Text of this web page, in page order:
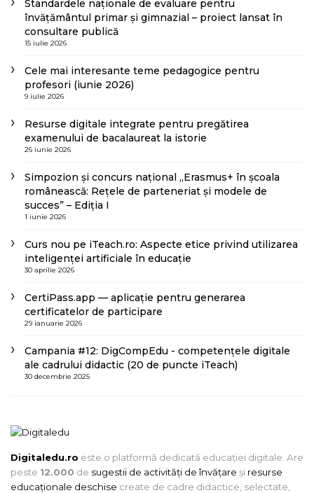
Standardele naționale de evaluare pentru
învățământul primar și gimnazial – proiect lansat în
consultare publică
15 iulie 2026
Cele mai interesante teme pedagogice pentru
profesori (iunie 2026)
9 iulie 2026
Resurse digitale integrate pentru pregătirea
examenului de bacalaureat la istorie
26 iunie 2026
Simpozion și concurs național „Erasmus+ în școala
românească: Rețele de parteneriat și modele de
succes” – Ediția I
1 iunie 2026
Curs nou pe iTeach.ro: Aspecte etice privind utilizarea
inteligenței artificiale în educație
30 aprilie 2026
CertiPass.app — aplicație pentru generarea
certificatelor de participare
29 ianuarie 2026
Campania #12: DigCompEdu - competențele digitale
ale cadrului didactic (20 de puncte iTeach)
30 decembrie 2025
Digitaledu.ro este o platformă dedicată educației digitale. Are
peste 12.000 de sugestii de activități de învățare și resurse
educaționale deschise create de cadre didactice, selectate,